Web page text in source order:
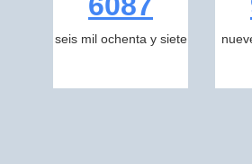
seis mil ochenta y siete